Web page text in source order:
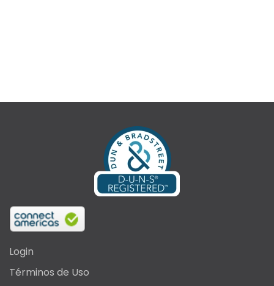
Login
Términos de Uso